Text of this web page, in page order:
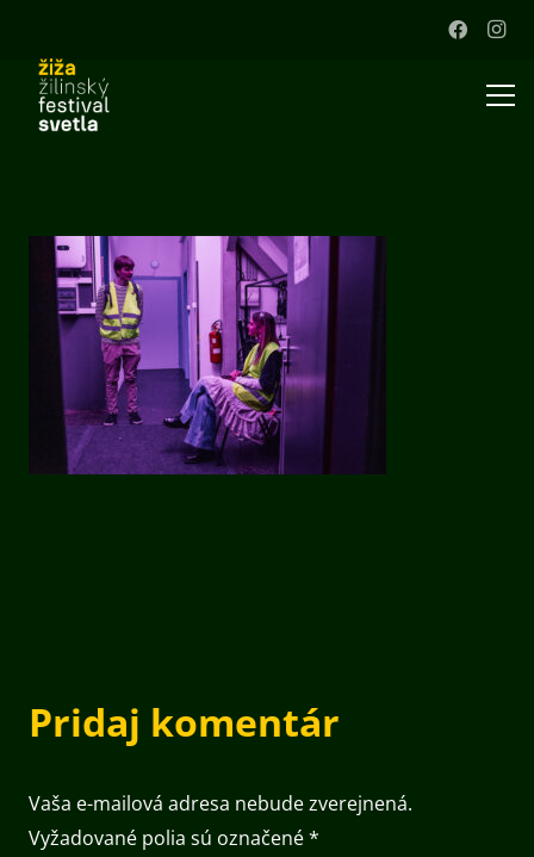
Pridaj komentár
Vaša e-mailová adresa nebude zverejnená.
Vyžadované polia sú označené*